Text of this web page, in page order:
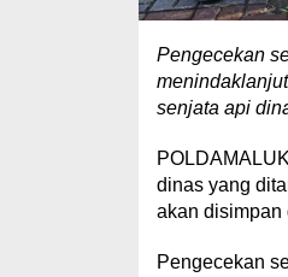
Pengecekan
senjata api
dinas yang
akan disimpan
Pengecekan